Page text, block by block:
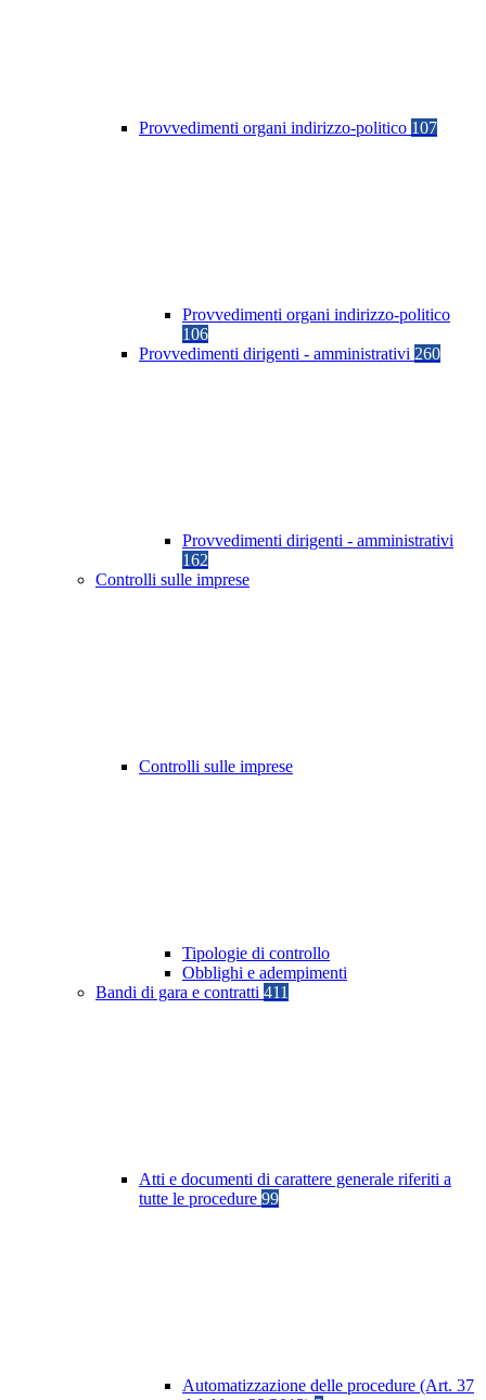
Provvedimenti organi indirizzo-politico 107
Provvedimenti organi indirizzo-politico
106
Provvedimenti dirigenti - amministrativi 260
Provvedimenti dirigenti - amministrativi
162
Controlli sulle imprese
Controlli sulle imprese
Tipologie di controllo
Obblighi e adempimenti
Bandi di gara e contratti 411
Atti e documenti di carattere generale riferiti a
tutte le procedure 99
Automatizzazione delle procedure (Art. 37